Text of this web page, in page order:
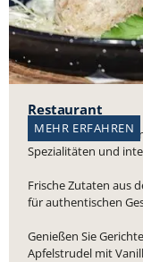
Restaurant
MEHR ERFAHREN
In unserem
Spezialitäten und
Frische Zutaten aus
für authentischen
Genießen Sie
Apfelstrudel mit